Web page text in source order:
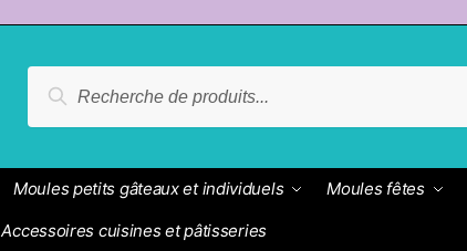
pour :
Recherche
Moules petits gâteaux et individuels Moules fêtes
Accessoires cuisines et pâtisseries